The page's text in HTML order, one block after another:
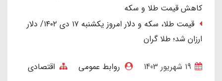
کاهش قیمت طلا و سکه
قیمت طلا، سکه و دلار امروز یکشنبه ۱۷ دی ۱۴۰۲/ دلار
ارزان شد؛ طلا گران
روابط عمومی اقتصادی